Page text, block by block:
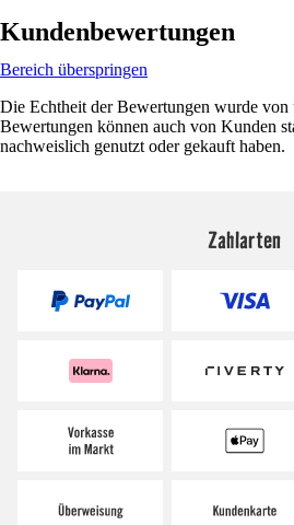
Kundenbewertungen
Bereich überspringen
Die Echtheit der Bewertungen wurde von
Bewertungen können auch von Kunden
nachweislich genutzt oder gekauft haben.
Zahlarten